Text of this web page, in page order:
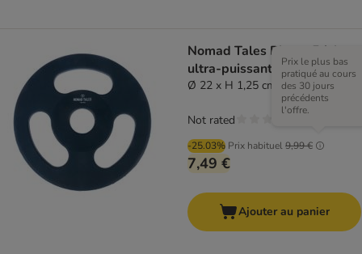
Nomad Tales Bloom Frisbee
ultra-puissant
Ø 22 x H 1,25 cm
-25.03% Prix habituel9,99 €
Prix le plus bas
pratiqué au cours
des 30 jours
précédents
l'offre.
7,49 €
Not rated
Ajouter au panier